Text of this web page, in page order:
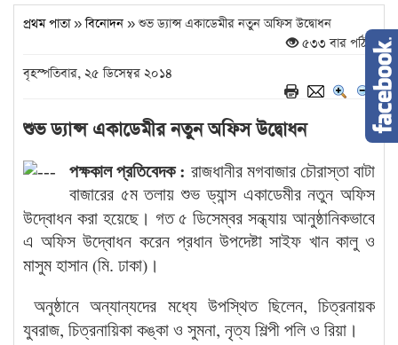
প্রথম পাতা»বিনোদন » শুভ ড্যান্স একাডেমীর নতুন অফিস উদ্বোধন
৫৩৩ বার পঠিত
বৃহস্পতিবার, ২৫ ডিসেম্বর ২০১৪
শুভ ড্যান্স একাডেমীর নতুন অফিস উদ্বোধন
পক্ষকাল প্রতিবেদক : রাজধানীর মগবাজার চৌরাস্তা বাটা
বাজারের ৫ম তলায় শুভ ড্যান্স একাডেমীর নতুন অফিস
উদ্বোধন করা হয়েছে। গত ৫ ডিসেম্বর সন্ধ্যায় আনুষ্ঠানিকভাবে
এ অফিস উদ্বোধন করেন প্রধান উপদেষ্টা সাইফ খান কালু ও
মাসুম হাসান (মি. ঢাকা) ।
অনুষ্ঠানে অন্যান্যদের মধ্যে উপস্থিত ছিলেন,চিত্রনায়ক
যুবরাজ, চিত্রনায়িকা কঙ্কা ও সুমনা, নৃত্য শিল্পী পলি ও রিয়া ।